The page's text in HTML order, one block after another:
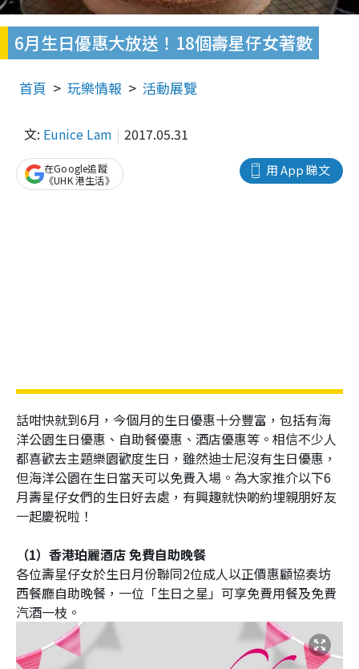
6月生日優惠大放送！18個壽星仔女著數
首頁 玩樂情報 活動展覽
文: Eunice Lam 2017.05.31
用 App 睇文
在Google追蹤
《UHK 港生活》
話咁快就到6月，今個月的生日優惠十分豐富，包括有海
洋公園生日優惠、自助餐優惠、酒店優惠等。相信不少人
都喜歡去主題樂園歡度生日，雖然迪士尼沒有生日優惠，
但海洋公園在生日當天可以免費入場。為大家推介以下6
月壽星仔女們的生日好去處，有興趣就快啲約埋親朋好友
一起慶祝啦！
（1）香港珀麗酒店 免費自助晚餐
各位壽星仔女於生日月份聯同2位成人以正價惠顧協奏坊
西餐廳自助晚餐，一位「生日之星」可享免費用餐及免費
汽酒一枝。